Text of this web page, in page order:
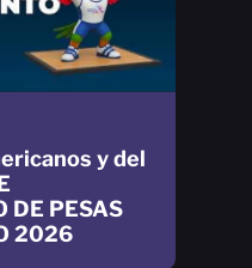
y del
DE PESAS
2026